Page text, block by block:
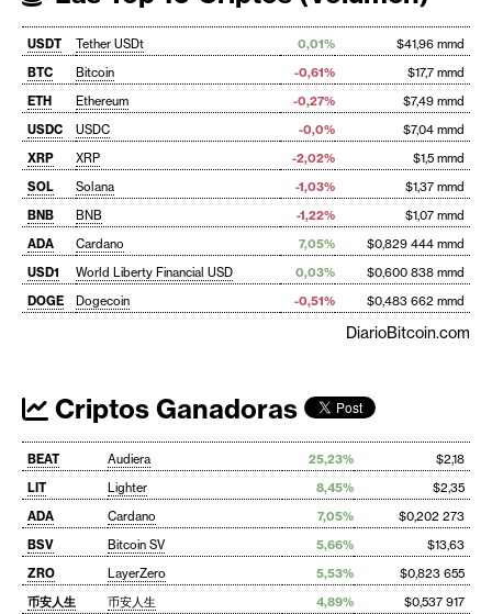
USDT Tether USDt 0,01%
$41,96 mmd
BTC
Bitcoin -0,61%
$17,7 mmd
ETH
Ethereum -0,27%
$7,49 mmd
USDC
USDC -0,0%
$7,04 mmd
XRP
XRP -2,02%
$1,5 mmd
SOL
Solana -1,03%
$1,37 mmd
BNB
BNB -1,22%
$1,07 mmd
ADA
Cardano 7,05%
$0,829 444 mmd
USD1
World Liberty Financial USD 0,03%
$0,600 838 mmd
DOGE
Dogecoin -0,51% $0,483 662 mmd
DiarioBitcoin.com
Criptos Ganadoras
BEAT Audiera 25,23%
$2,18
LIT
Lighter 8,45%
$2,35
ADA
Cardano 7,05%
$0,202 273
BSV
Bitcoin SV 5,66%
$13,63
ZRO
LayerZero 5,53%
$0,823 655
币安人生
币安人生 4,89%
$0,537 917